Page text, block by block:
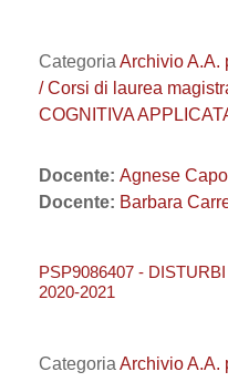
Categoria Archivio A.A.
/ Corsi di laurea
COGNITIVA
Docente: Agnese
Docente: Barbara
PSP9086407 -
2020-2021
Categoria Archivio A.A.